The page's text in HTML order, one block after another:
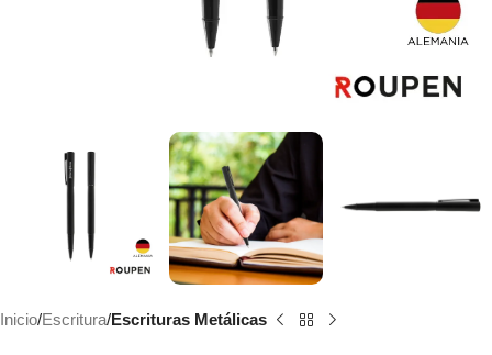
Inicio Escritura Escrituras Metálicas